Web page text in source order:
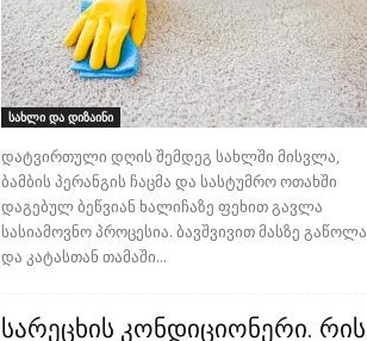
სახლი და დიზაინი
დატვირთული დღის შემდეგ სახლში მისვლა,
ბამბის პერანგის ჩაცმა და სასტუმრო ოთახში
დაგებულ ბეწვიან ხალიჩაზე ფეხით გავლა
სასიამოვნო პროცესია. ბავშვივით მასზე გაწოლა
და კატასთან თამაში...
სარეცხის კონდიციონერი. რის